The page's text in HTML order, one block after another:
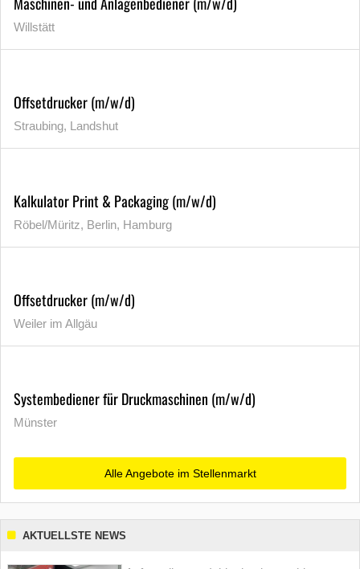
Willstätt
Offsetdrucker (m/w/d)
Straubing, Landshut
Kalkulator Print & Packaging (m/w/d)
Röbel/Müritz, Berlin, Hamburg
Offsetdrucker (m/w/d)
Weiler im Allgäu
Systembediener für Druckmaschinen (m/w/d)
Münster
Alle Angebote im Stellenmarkt
AKTUELLSTE NEWS